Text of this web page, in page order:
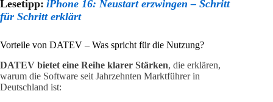
Lesetipp: iPhone 16: Neustart erzwingen – Schritt
für Schritt erklärt
Vorteile von DATEV – Was spricht für die Nutzung?
DATEV bietet eine Reihe klarer Stärken, die erklären,
warum die Software seit Jahrzehnten Marktführer in
Deutschland ist: